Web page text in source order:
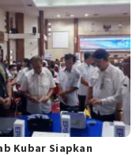
Kubar Siapkan